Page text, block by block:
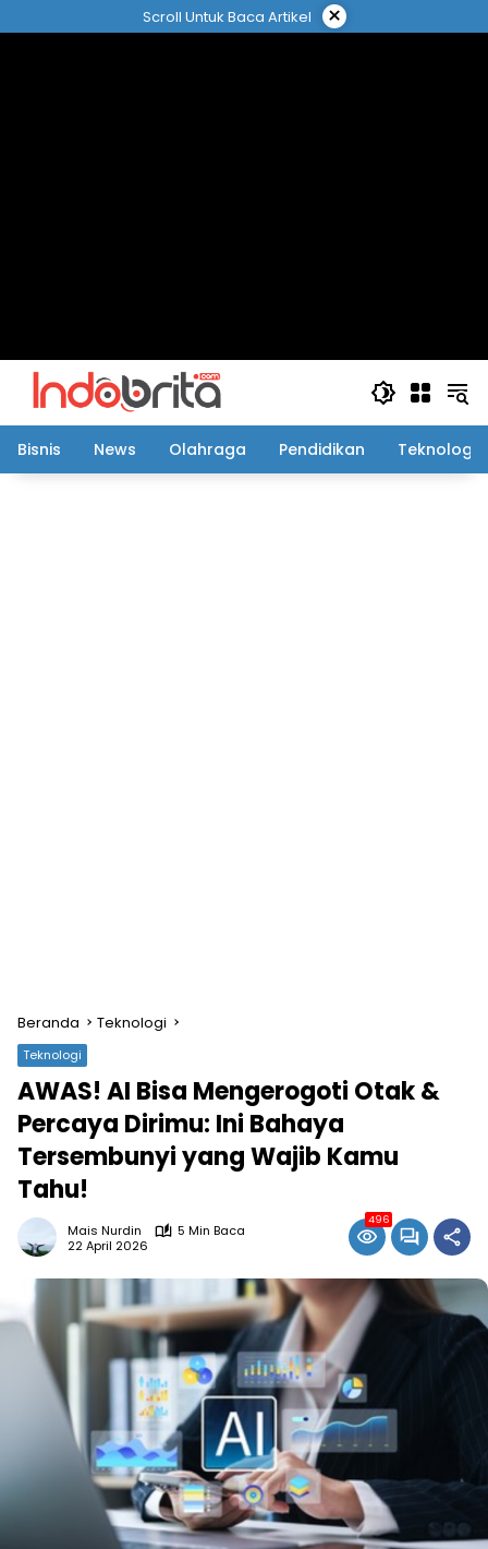
ke
Scroll Untuk Baca Artikel ×
Bisnis News Olahraga Pendidikan Teknologi
Beranda Teknologi
Teknologi
AWAS! AI Bisa Mengerogoti Otak &
Percaya Dirimu: Ini Bahaya
Tersembunyi yang Wajib Kamu
Tahu!
Mais Nurdin
5 Min Baca
22 April 2026
496